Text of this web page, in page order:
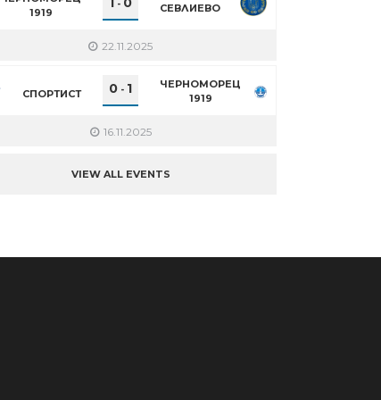
1919
- СЕВЛИЕВО
22.11.2025
СПОРТИСТ 0 - 1
ЧЕРНОМОРЕЦ
1919
16.11.2025
VIEW ALL EVENTS